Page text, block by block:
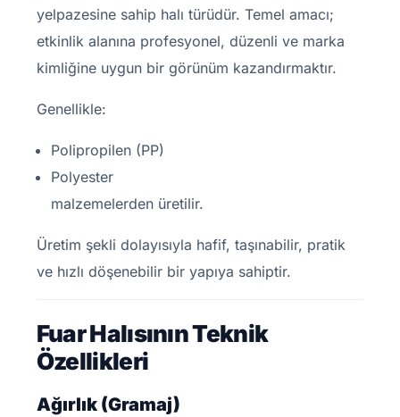
yelpazesine sahip halı türüdür. Temel amacı;
etkinlik alanına profesyonel, düzenli ve marka
kimliğine uygun bir görünüm kazandırmaktır.
Genellikle:
Polipropilen (PP)
Polyester
malzemelerden üretilir.
Üretim şekli dolayısıyla hafif, taşınabilir, pratik
ve hızlı döşenebilir bir yapıya sahiptir.
Fuar Halısının Teknik
Özellikleri
Ağırlık (Gramaj)